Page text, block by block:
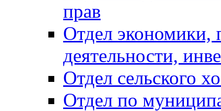
прав
Отдел экономики,
деятельности,
Отдел сельского
Отдел по